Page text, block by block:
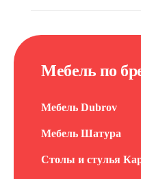
Мебель по
Мебель Dubrov
Мебель Шатура
Столы и стулья